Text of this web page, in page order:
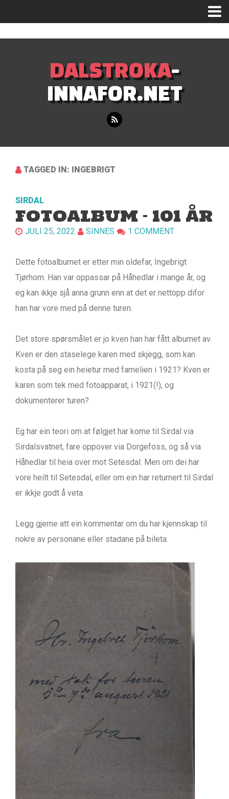
DALSTROKA-
INNAFOR.NET
TAGGED IN: INGEBRIGT
SIRDAL
FOTOALBUM – 101 ÅR
JULI 25, 2022 SINNES 1 COMMENT
Dette fotoalbumet er etter min oldefar, Ingebrigt
Tjørhom. Han var oppassar på Håhedlar i mange år, og
eg kan ikkje sjå anna grunn enn at det er nettopp difor
han har vore med på denne turen.
Det store spørsmålet er jo kven han har fått albumet av.
Kven er den staselege karen med skjegg, som kan
kosta på seg ein heietur med famelien i 1921? Kven er
karen som tek med fotoapparat, i 1921(!), og
dokumenterer turen?
Eg har ein teori om at følgjet har kome til Sirdal via
Sirdalsvatnet, fare oppover via Dorgefoss, og så via
Håhedlar til heia over mot Setesdal. Men om dei har
vore heilt til Setesdal, eller om ein har returnert til Sirdal
er ikkje godt å veta.
Legg gjerne att ein kommentar om du har kjennskap til
nokre av personane eller stadane på bileta.